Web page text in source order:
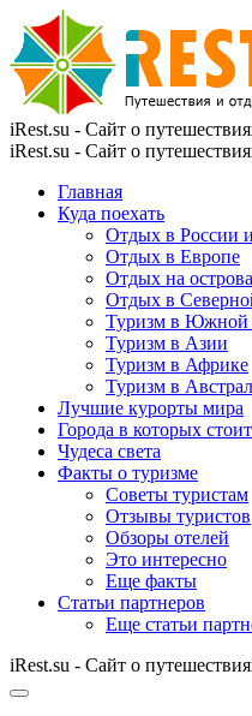
iRest.su - Сайт о
iRest.su - Сайт о
Главная
Куда поехать
Отдых в России
Отдых в Европе
Отдых на
Отдых в
Туризм в Южной
Туризм в Азии
Туризм в Африке
Туризм в
Лучшие курорты мира
Города в которых
Чудеса света
Факты о туризме
Советы туристам
Отзывы туристов
Обзоры отелей
Это интересно
Еще факты
Статьи партнеров
Еще статьи
iRest.su - Сайт о